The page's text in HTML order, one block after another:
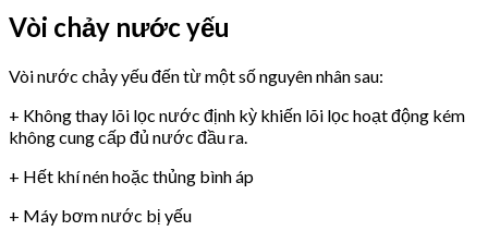
Vòi chảy nước yếu
Vòi nước chảy yếu đến từ một số nguyên nhân sau:
+ Không thay lõi lọc nước định kỳ khiến lõi lọc hoạt động kém
không cung cấp đủ nước đầu ra.
+ Hết khí nén hoặc thủng bình áp
+ Máy bơm nước bị yếu